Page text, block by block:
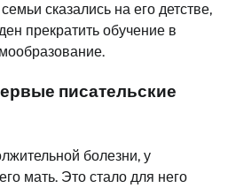
сказались на его детстве,
прекратить обучение в
писательские
болезни, у
мать. Это стало для него